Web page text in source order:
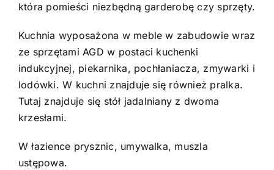
która pomieści niezbędną garderobę czy sprzęty.
Kuchnia wyposażona w meble w zabudowie wraz
ze sprzętami AGD w postaci kuchenki
indukcyjnej, piekarnika, pochłaniacza, zmywarki i
lodówki. W kuchni znajduje się również pralka.
Tutaj znajduje się stół jadalniany z dwoma
krzesłami.
W łazience prysznic, umywalka, muszla
ustępowa.